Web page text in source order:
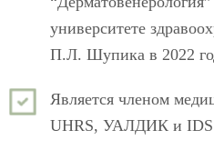
университете
П.Л. Шупика в 2022
Является членом
UHRS, УАЛДИК и IDS